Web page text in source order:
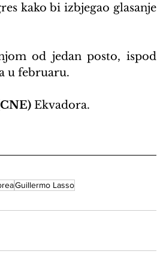
kako bi izbjegao glasanje
od jedan posto, ispod
u februaru.
Ekvadora.
Guillermo Lasso